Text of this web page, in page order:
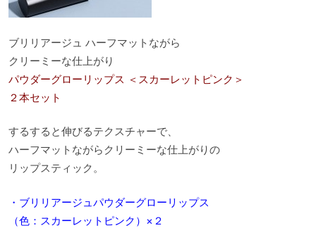
ブリリアージュ ハーフマットながら
クリーミーな仕上がり
パウダーグローリップス ＜スカーレットピンク＞
２本セット
するすると伸びるテクスチャーで、
ハーフマットながらクリーミーな仕上がりの
リップスティック。
・ブリリアージュパウダーグローリップス
（色：スカーレットピンク）×２